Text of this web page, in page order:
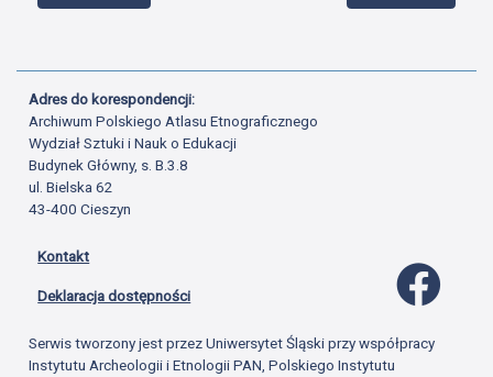
Adres do korespondencji:
Archiwum Polskiego Atlasu Etnograficznego
Wydział Sztuki i Nauk o Edukacji
Budynek Główny, s. B.3.8
ul. Bielska 62
43-400 Cieszyn
Kontakt
Deklaracja dostępności
Serwis tworzony jest przez Uniwersytet Śląski przy współpracy
Instytutu Archeologii i Etnologii PAN, Polskiego Instytutu